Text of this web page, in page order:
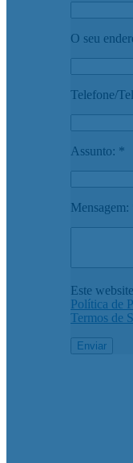
O seu
Telefone/
Assunto: *
Mensagem:
Este
Política de
Termos de